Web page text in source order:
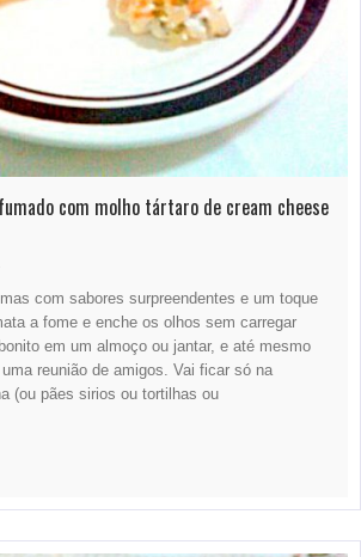
com molho tártaro de cream cheese
com sabores surpreendentes e um toque
a fome e enche os olhos sem carregar
em um almoço ou jantar, e até mesmo
reunião de amigos. Vai ficar só na
(ou pães sirios ou tortilhas ou